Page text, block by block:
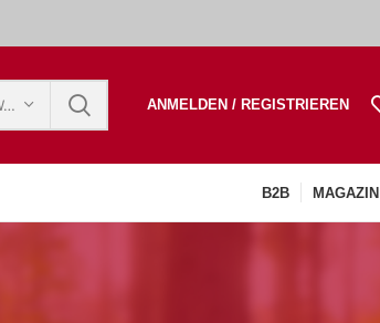
KATEGORIE AUSWÄHLEN ANMELDEN / REGISTRIEREN
B2B MAGAZIN